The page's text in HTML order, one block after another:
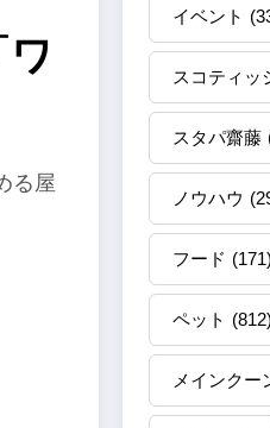
る屋
イベント
スコティッ
スタパ齋藤
ノウハウ
フード (171)
ペット (812)
メインクー